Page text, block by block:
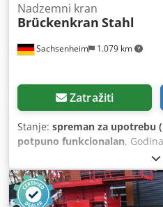
Sachsenheim 1.079 km
Nadzemni kran
Brückenkran Stahl
Zatražiti
Stanje: spreman za upotrebu
potpuno funkcionalan,
metara raspona Nosivost
Zelene vođice prikazane na